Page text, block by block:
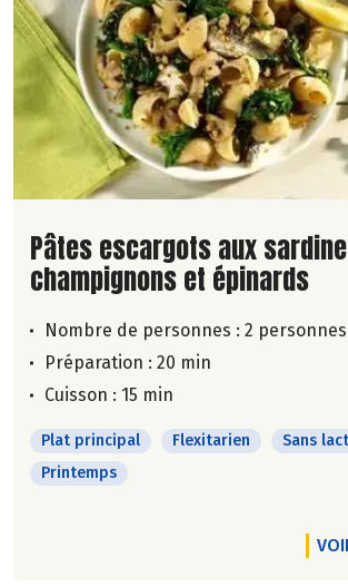
Lire la suite de la recette
Pâtes escargots aux
champignons et épinards
Nombre de personnes : 2 personnes
Préparation : 20 min
Cuisson : 15 min
Plat principal Flexitarien Sans
Printemps